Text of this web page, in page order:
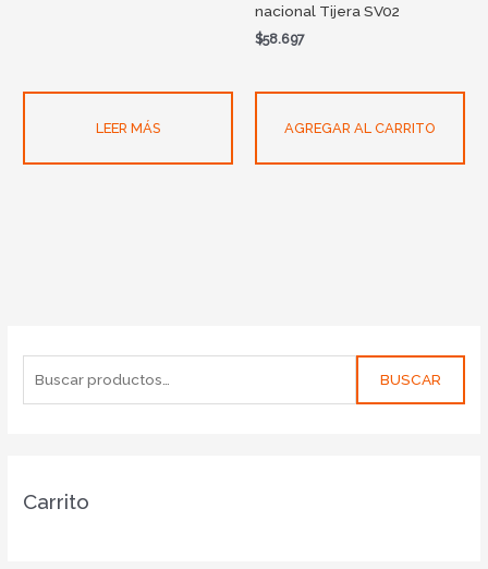
BUSCAR
Carrito
LEER MÁS
nacional Tijera SV02
$58.697
AGREGAR AL CARRITO